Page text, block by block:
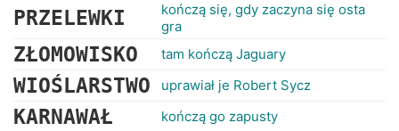
PRZELEWKI
kończą się, gdy zaczyna się osta
gra
ZŁOMOWISKO tam kończą Jaguary
WIOŚLARSTWO uprawiał je Robert Sycz
KARNAWAŁ kończą go zapusty